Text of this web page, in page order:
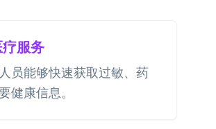
服务
员能够快速获取过敏、药
健康信息。